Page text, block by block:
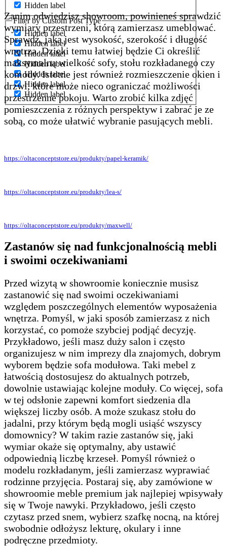
Hidden label
Filter by Custom Post Type
Hidden label
Hidden label
Hidden label
Hidden label
Hidden label
Hidden label
Hidden label
Zanim odwiedzisz showroom, powinieneś sprawdzić
wymiary przestrzeni, którą zamierzasz umeblować.
Sprawdź, jaka jest wysokość, szerokość i długość
wnętrza. Dzięki temu łatwiej będzie Ci określić
maksymalną wielkość sofy, stołu rozkładanego czy
komody. Istotne jest również rozmieszczenie okien i
drzwi, które może nieco ograniczać możliwości
przestrzenne pokoju. Warto zrobić kilka zdjęć
pomieszczenia z różnych perspektyw i zabrać je ze
sobą, co może ułatwić wybranie pasujących mebli.
https://oltaconceptstore.eu/produkty/papel-keramik/
https://oltaconceptstore.eu/produkty/lea-s/
https://oltaconceptstore.eu/produkty/maxwell/
Zastanów się nad funkcjonalnością mebli
i swoimi oczekiwaniami
Przed wizytą w showroomie koniecznie musisz
zastanowić się nad swoimi oczekiwaniami
względem poszczególnych elementów wyposażenia
wnętrza. Pomyśl, w jaki sposób zamierzasz z nich
korzystać, co pomoże szybciej podjąć decyzję.
Przykładowo, jeśli masz duży salon i często
organizujesz w nim imprezy dla znajomych, dobrym
wyborem będzie sofa modułowa. Taki mebel z
łatwością dostosujesz do aktualnych potrzeb,
dowolnie ustawiając kolejne moduły. Co więcej, sofa
w tej odsłonie zapewni komfort siedzenia dla
większej liczby osób. A może szukasz stołu do
jadalni, przy którym będą mogli usiąść wszyscy
domownicy? W takim razie zastanów się, jaki
wymiar okaże się optymalny, aby ustawić
odpowiednią liczbę krzeseł. Pomyśl również o
modelu rozkładanym, jeśli zamierzasz wyprawiać
rodzinne przyjęcia. Postaraj się, aby zamówione w
showroomie meble premium jak najlepiej wpisywały
się w Twoje nawyki. Przykładowo, jeśli często
czytasz przed snem, wybierz szafkę nocną, na której
swobodnie odłożysz lekturę, okulary i inne
podręczne przedmioty.